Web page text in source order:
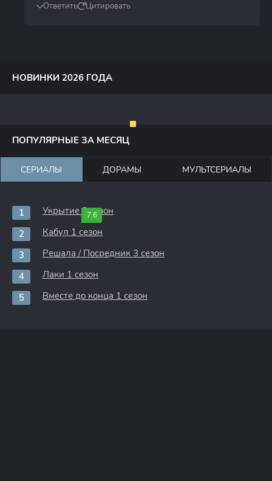
Ответить Цитировать
НОВИНКИ 2026 ГОДА
ПОПУЛЯРНЫЕ ЗА МЕСЯЦ
СЕРИАЛЫ ДОРАМЫ МУЛЬТСЕРИАЛЫ
7.6
Укрытие 3 сезон
Кабул 1 сезон
Решала / Посредник 3 сезон
Лаки 1 сезон
Вместе до конца 1 сезон